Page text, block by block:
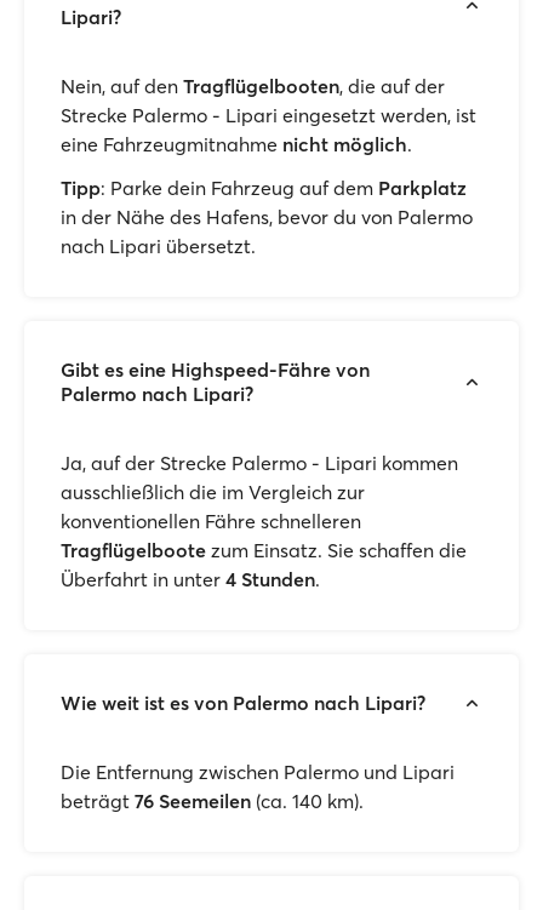
Lipari?
Nein, auf den Tragflügelbooten, die auf der
Strecke Palermo - Lipari eingesetzt werden, ist
eine Fahrzeugmitnahme nicht möglich.
Tipp: Parke dein Fahrzeug auf dem Parkplatz
in der Nähe des Hafens, bevor du von Palermo
nach Lipari übersetzt.
Gibt es eine Highspeed-Fähre von
Palermo nach Lipari?
Ja, auf der Strecke Palermo - Lipari kommen
ausschließlich die im Vergleich zur
konventionellen Fähre schnelleren
Tragflügelboote zum Einsatz. Sie schaffen die
Überfahrt in unter 4 Stunden.
Wie weit ist es von Palermo nach Lipari?
Die Entfernung zwischen Palermo und Lipari
beträgt 76 Seemeilen (ca. 140 km).